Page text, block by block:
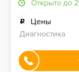
Открыто до
Цены
Диагностика